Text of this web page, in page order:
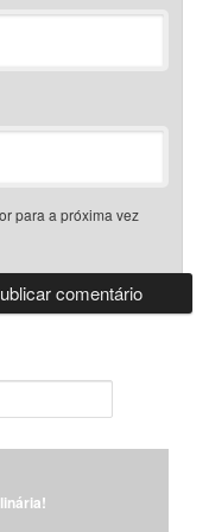
para a próxima vez